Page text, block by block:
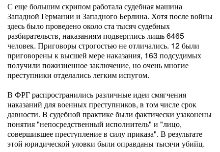
С еще большим скрипом работала судебная машина
Западной Германии и Западного Берлина. Хотя после войны
здесь было проведено около ста тысяч судебных
разбирательств, наказаниям подверглись лишь 6465
человек. Приговоры строгостью не отличались. 12 были
приговорены к высшей мере наказания, 163 подсудимых
получили пожизненное заключение, но очень многие
преступники отделались легким испугом.
В ФРГ распространились различные идеи смягчения
наказаний для военных преступников, в том числе срок
давности. В судебной практике были фактически узаконены
понятия "непосредственный исполнитель" и "лицо,
совершившее преступление в силу приказа". В результате
этой юридической уловки были оправданы тысячи убийц.